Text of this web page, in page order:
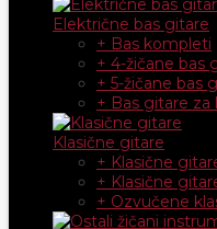
Električne bas gitare
+ Bas kompleti
+ 4-žičane bas
+ 5-žičane bas
+ Bas gitare za
Klasične gitare
+ Klasične
+ Klasične
+ Ozvučene